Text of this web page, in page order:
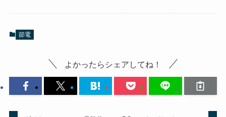
節電
よかったらシェアしてね！